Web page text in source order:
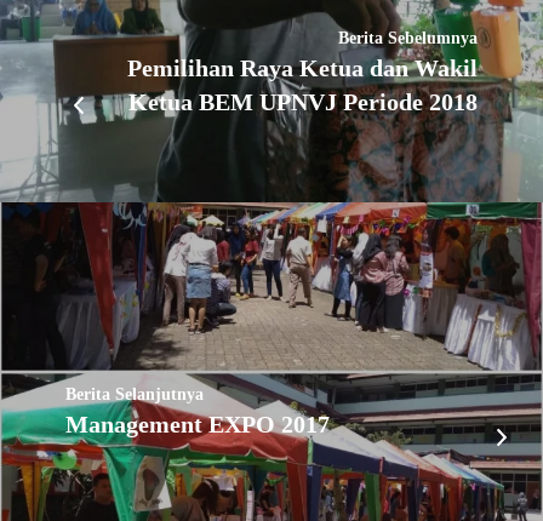
Berita Sebelumnya
Pemilihan Raya Ketua dan Wakil
Ketua BEM UPNVJ Periode 2018
Berita Selanjutnya
Management EXPO 2017